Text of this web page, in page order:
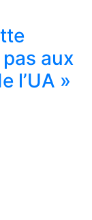
aux
l’UA »